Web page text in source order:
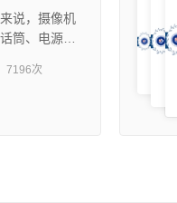
说，摄像机
筒、电源和
换器件、视
信号发生器
7196次